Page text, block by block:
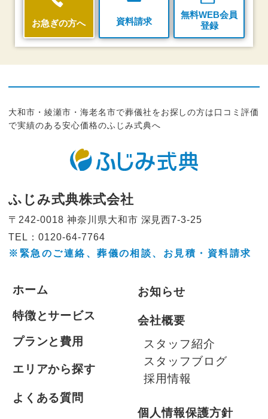
お急ぎの方へ 資料請求
無料WEB会員
登録
大和市・綾瀬市・海老名市で葬儀社をお探しの方は口コミ評価
で実績のある安心価格のふじみ式典へ
ふじみ式典株式会社
〒242-0018 神奈川県大和市 深見西7-3-25
TEL：0120-64-7764
※緊急のご連絡、葬儀の相談、 お見積・資料請求
ホーム
特徴とサービス
プランと費用
エリアから探す
よくある質問
お知らせ
会社概要
スタッフ紹介
スタッフブログ
採用情報
個人情報保護方針